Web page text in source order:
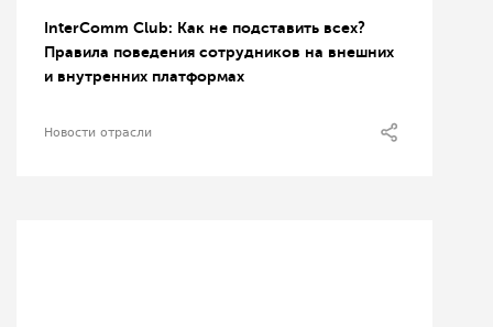
InterComm Club: Как не подставить всех?
Правила поведения сотрудников на внешних
и внутренних платформах
Новости отрасли